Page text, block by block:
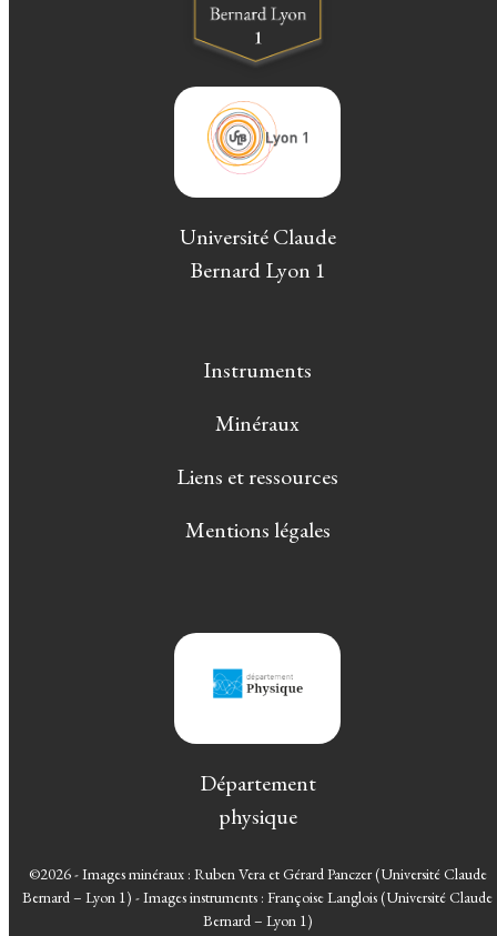
Université Claude
Bernard Lyon 1
Instruments
Minéraux
Liens et ressources
Mentions légales
Département
physique
©2026 - Images minéraux : Ruben Vera et Gérard Panczer (Université Claude
Bernard – Lyon 1) - Images instruments : Françoise Langlois (Université Claude
Bernard – Lyon 1)